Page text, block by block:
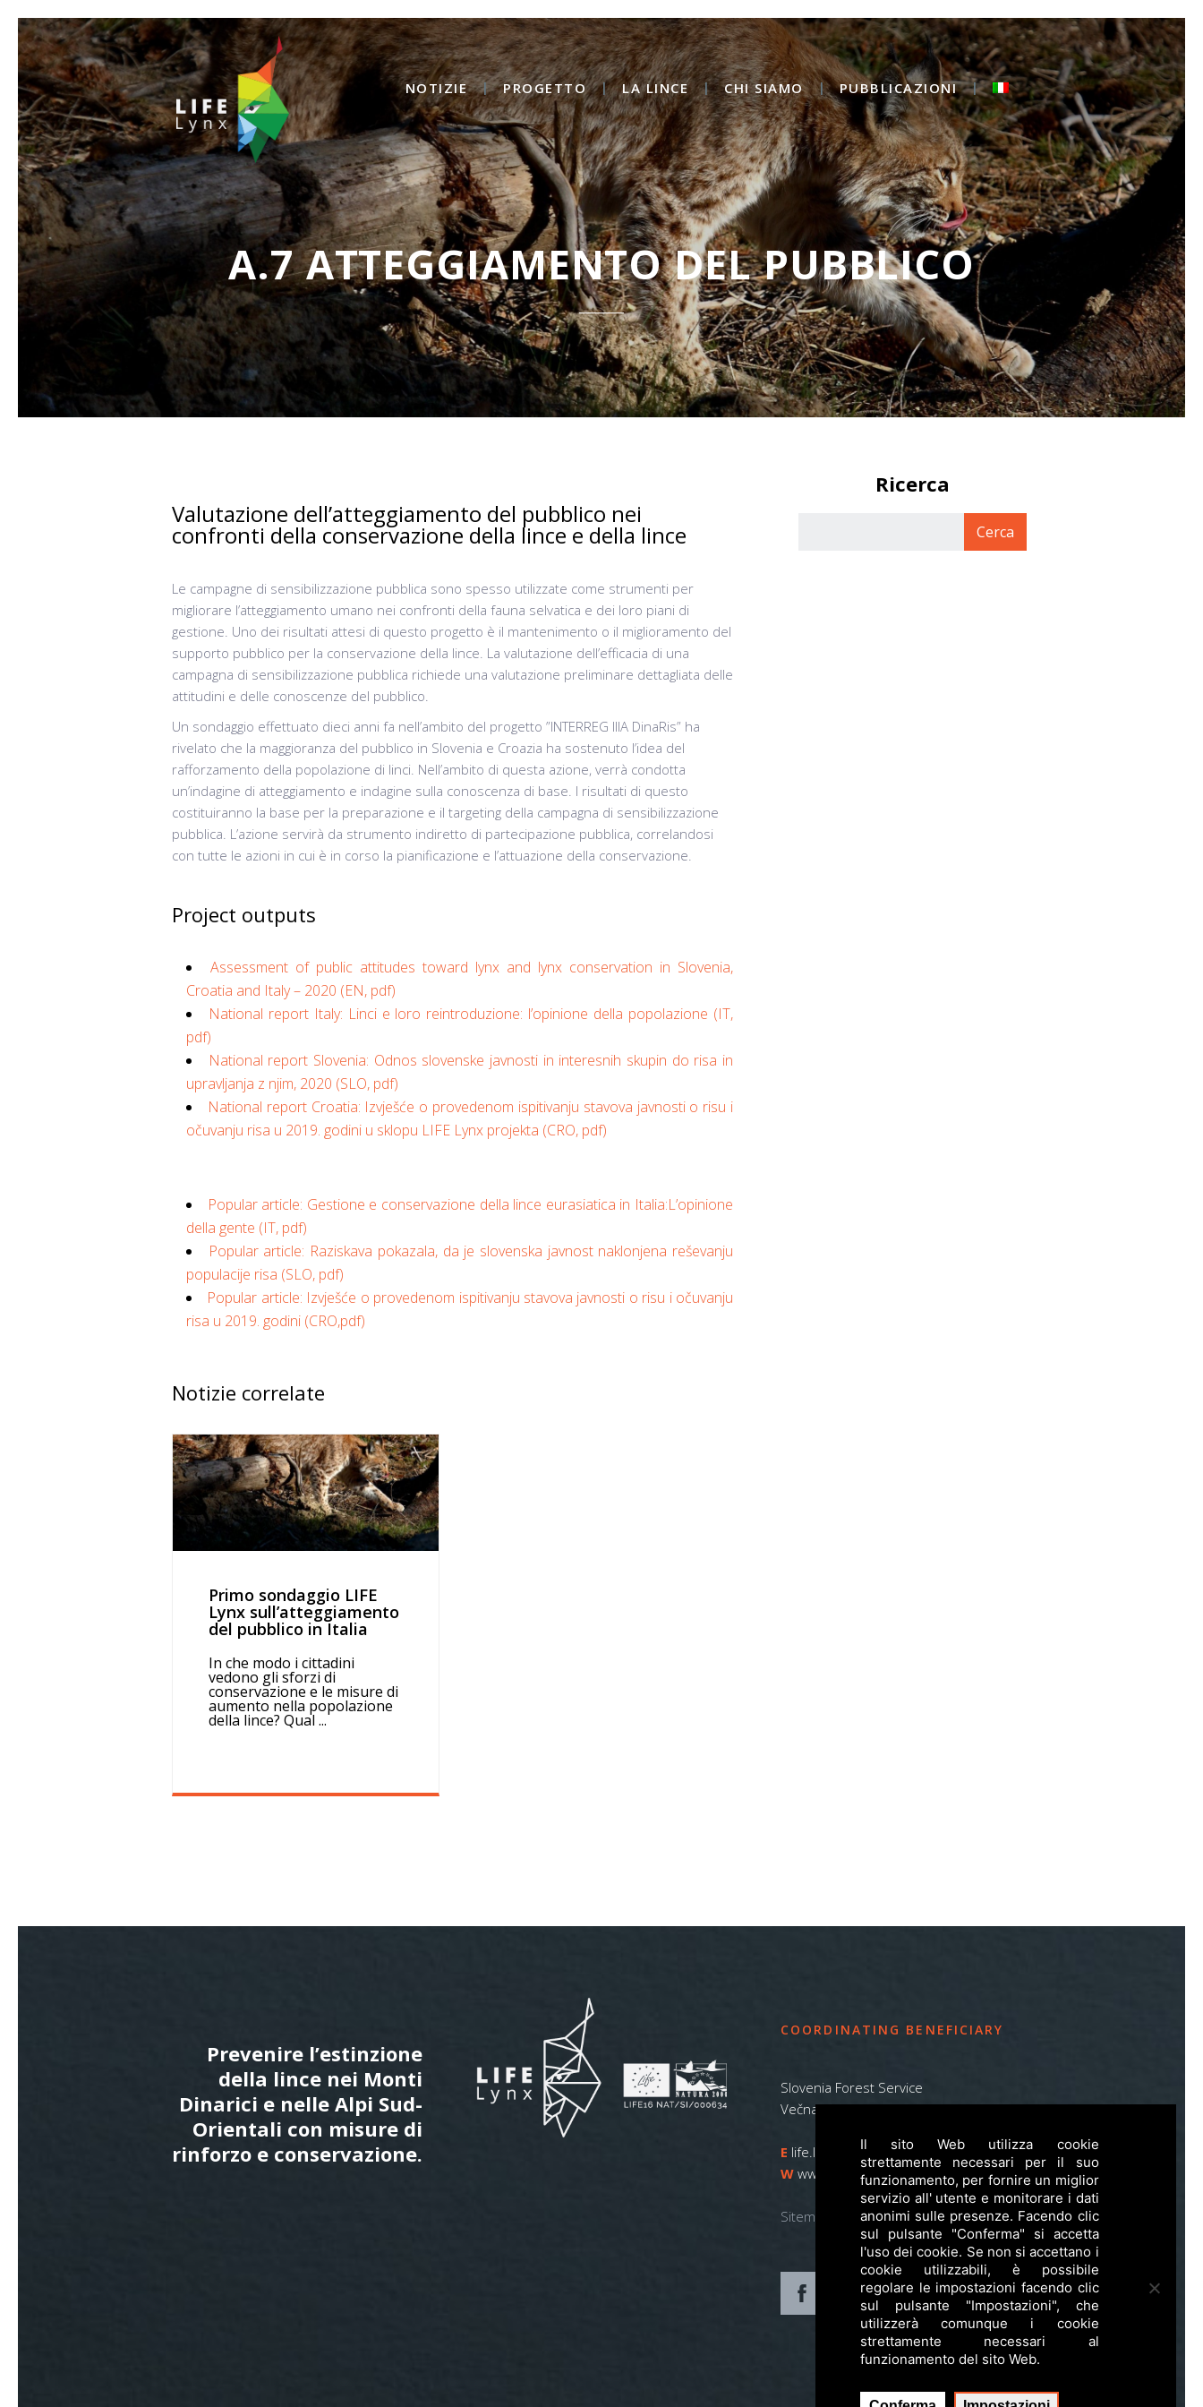
NOTIZIE PROGETTO LA LINCE CHI SIAMO PUBBLICAZIONI
A.7 ATTEGGIAMENTO DEL PUBBLICO
Valutazione dell’atteggiamento del pubblico nei
confronti della conservazione della lince e della lince
Le campagne di sensibilizzazione pubblica sono spesso utilizzate come strumenti per
migliorare l’atteggiamento umano nei confronti della fauna selvatica e dei loro piani di
gestione. Uno dei risultati attesi di questo progetto è il mantenimento o il miglioramento del
supporto pubblico per la conservazione della lince. La valutazione dell’efficacia di una
campagna di sensibilizzazione pubblica richiede una valutazione preliminare dettagliata delle
attitudini e delle conoscenze del pubblico.
Un sondaggio effettuato dieci anni fa nell’ambito del progetto ”INTERREG IIIA DinaRis” ha
rivelato che la maggioranza del pubblico in Slovenia e Croazia ha sostenuto l’idea del
rafforzamento della popolazione di linci. Nell’ambito di questa azione, verrà condotta
un’indagine di atteggiamento e indagine sulla conoscenza di base. I risultati di questo
costituiranno la base per la preparazione e il targeting della campagna di sensibilizzazione
pubblica. L’azione servirà da strumento indiretto di partecipazione pubblica, correlandosi
con tutte le azioni in cui è in corso la pianificazione e l’attuazione della conservazione.
Project outputs
Assessment of public attitudes toward lynx and lynx conservation in Slovenia,
Croatia and Italy – 2020 (EN, pdf)
National report Italy: Linci e loro reintroduzione: l’opinione della popolazione (IT,
pdf)
National report Slovenia: Odnos slovenske javnosti in interesnih skupin do risa in
upravljanja z njim, 2020 (SLO, pdf)
National report Croatia: Izvješće o provedenom ispitivanju stavova javnosti o risu i
očuvanju risa u 2019. godini u sklopu LIFE Lynx projekta (CRO, pdf)
Popular article: Gestione e conservazione della lince eurasiatica in Italia:L’opinione
della gente (IT, pdf)
Popular article: Raziskava pokazala, da je slovenska javnost naklonjena reševanju
populacije risa (SLO, pdf)
Popular article: Izvješće o provedenom ispitivanju stavova javnosti o risu i očuvanju
risa u 2019. godini (CRO,pdf)
Notizie correlate
Primo sondaggio LIFE
Lynx sull’atteggiamento
del pubblico in Italia
In che modo i cittadini
vedono gli sforzi di
conservazione e le misure di
aumento nella popolazione
della lince? Qual ...
Ricerca
Prevenire l’estinzione
della lince nei Monti
Dinarici e nelle Alpi Sud-
Orientali con misure di
rinforzo e conservazione.
COORDINATING BENEFICIARY
Slovenia Forest Service
Večna pot 2, SI – 1000 Ljubljana
E life.lynx.eu@gmail.com
W www.zgs.si
Sitemap
Il sito Web utilizza cookie
strettamente necessari per il suo
funzionamento, per fornire un miglior
servizio all' utente e monitorare i dati
anonimi sulle presenze. Facendo clic
sul pulsante "Conferma" si accetta
l'uso dei cookie. Se non si accettano i
cookie utilizzabili, è possibile
regolare le impostazioni facendo clic
sul pulsante "Impostazioni", che
utilizzerà comunque i cookie
strettamente necessari al
funzionamento del sito Web.